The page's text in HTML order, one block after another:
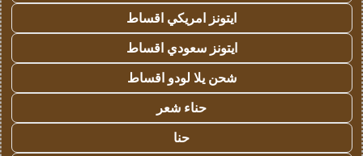
ايتونز امريكي اقساط
ايتونز سعودي اقساط
شحن يلا لودو اقساط
حناء شعر
حنا